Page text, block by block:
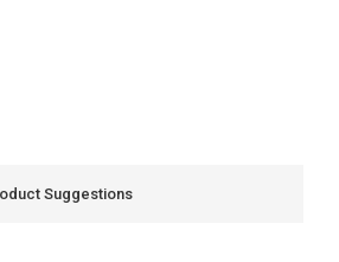
Suggestions